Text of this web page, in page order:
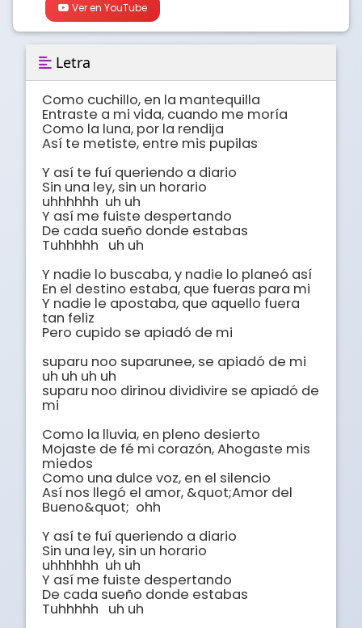
Ver en YouTube
Letra
Como cuchillo, en la mantequilla
Entraste a mi vida, cuando me moría
Como la luna, por la rendija
Así te metiste, entre mis pupilas
Y así te fuí queriendo a diario
Sin una ley, sin un horario
uhhhhhh  uh uh
Y así me fuiste despertando
De cada sueño donde estabas
Tuhhhhh   uh uh
Y nadie lo buscaba, y nadie lo planeó así
En el destino estaba, que fueras para mi
Y nadie le apostaba, que aquello fuera
tan feliz
Pero cupido se apiadó de mi
suparu noo suparunee, se apiadó de mi
uh uh uh uh
suparu noo dirinou dividivire se apiadó de
mi
Como la lluvia, en pleno desierto
Mojaste de fé mi corazón, Ahogaste mis
miedos
Como una dulce voz, en el silencio
Así nos llegó el amor, &quot;Amor del
Bueno&quot;  ohh
Y así te fuí queriendo a diario
Sin una ley, sin un horario
uhhhhhh  uh uh
Y así me fuiste despertando
De cada sueño donde estabas
Tuhhhhh   uh uh